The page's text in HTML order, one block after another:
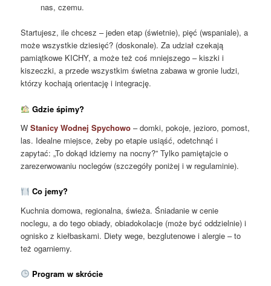
nas, czemu.
Startujesz, ile chcesz – jeden etap (świetnie), pięć (wspaniale), a
może wszystkie dziesięć? (doskonale). Za udział czekają
pamiątkowe KICHY, a może też coś mniejszego – kiszki i
kiszeczki, a przede wszystkim świetna zabawa w gronie ludzi,
którzy kochają orientację i integrację.
Gdzie śpimy?
WStanicy Wodnej Spychowo – domki, pokoje, jezioro, pomost,
las. Idealne miejsce, żeby po etapie usiąść, odetchnąć i
zapytać: „To dokąd idziemy na nocny?” Tylko pamiętajcie o
zarezerwowaniu noclegów (szczegóły poniżej i w regulaminie).
Co jemy?
Kuchnia domowa, regionalna, świeża. Śniadanie w cenie
noclegu, a do tego obiady, obiadokolacje (może być oddzielnie) i
ognisko z kiełbaskami. Diety wege, bezglutenowe i alergie – to
też ogarniemy.
Program w skrócie